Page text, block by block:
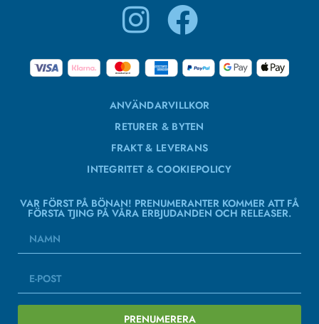
ANVÄNDARVILLKOR
RETURER & BYTEN
FRAKT & LEVERANS
INTEGRITET & COOKIEPOLICY
VAR FÖRST PÅ BÖNAN! PRENUMERANTER KOMMER ATT FÅ
FÖRSTA TJING PÅ VÅRA ERBJUDANDEN OCH RELEASER.
PRENUMERERA